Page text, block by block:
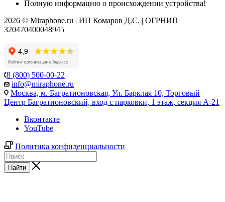
Полную информацию о происхождении устройства!
2026 © Miraphone.ru | ИП Комаров Д.С. | ОГРНИП
320470400048945
8 (800) 500-00-22
info@miraphone.ru
Москва, м. Багратионовская, Ул. Барклая 10, Торговый
Центр Багратионовский, вход с парковки, 1 этаж, секция А-21
Вконтакте
YouTube
Политика конфиденциальности
Найти